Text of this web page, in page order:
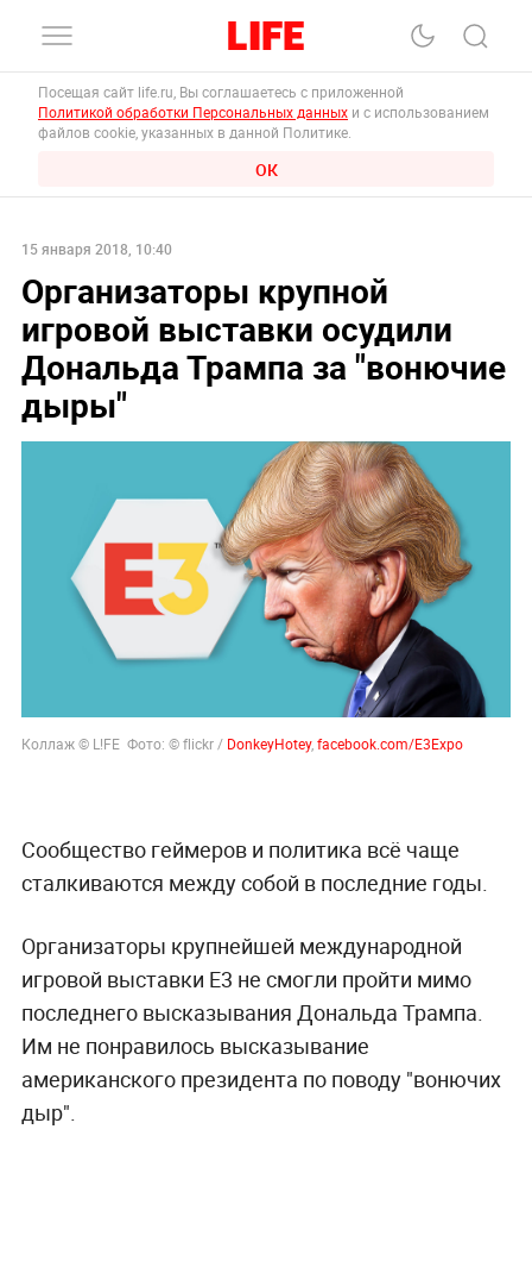
Посещая сайт life.ru, Вы соглашаетесь с приложенной
Политикой обработки Персональных данных и с использованием
файлов cookie, указанных в данной Политике.
ОК
15 января 2018, 10:40
Организаторы крупной
игровой выставки осудили
Дональда Трампа за "вонючие
дыры"
Коллаж © L!FE Фото: © flickr / DonkeyHotey, facebook.com/E3Expo
Сообщество геймеров и политика всё чаще
сталкиваются между собой в последние годы.
Организаторы крупнейшей международной
игровой выставки E3 не смогли пройти мимо
последнего высказывания Дональда Трампа.
Им не понравилось высказывание
американского президента по поводу "вонючих
дыр".